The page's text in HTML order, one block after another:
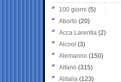
100 giorni (5)
Aborto (20)
Acca Larentia (2)
Alcool (3)
Alemanno (150)
Alfano (315)
Alitalia (123)